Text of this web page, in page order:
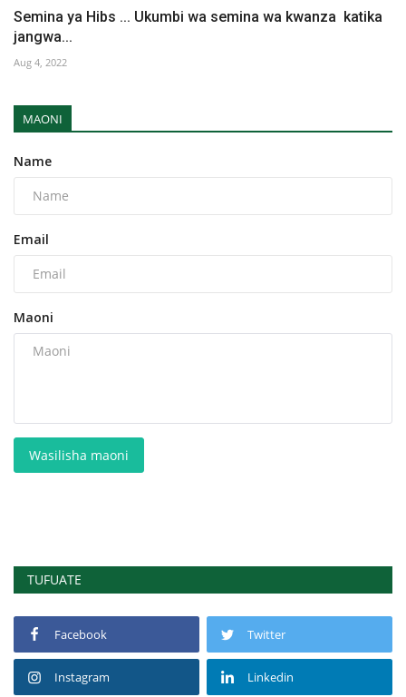
Semina ya Hibs ... Ukumbi wa semina wa kwanza katika
jangwa...
Aug 4, 2022
MAONI
Name
Email
Maoni
Wasilisha maoni
TUFUATE
Facebook Twitter
Instagram Linkedin